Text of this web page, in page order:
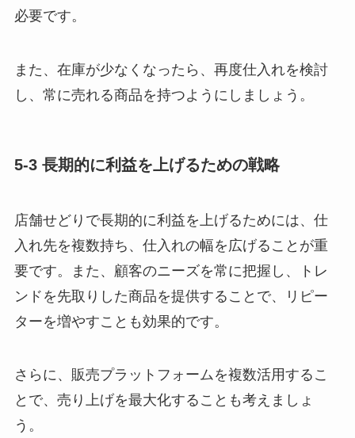
必要です。
また、在庫が少なくなったら、再度仕入れを検討
し、常に売れる商品を持つようにしましょう。
5-3 長期的に利益を上げるための戦略
店舗せどりで長期的に利益を上げるためには、仕
入れ先を複数持ち、仕入れの幅を広げることが重
要です。また、顧客のニーズを常に把握し、トレ
ンドを先取りした商品を提供することで、リピー
ターを増やすことも効果的です。
さらに、販売プラットフォームを複数活用するこ
とで、売り上げを最大化することも考えましょ
う。